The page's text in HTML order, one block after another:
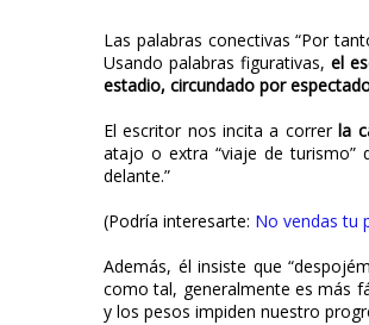
Las palabras conectivas “Por
Usando palabras figurativas, el
estadio, circundado por
El escritor nos incita a correr la
atajo o extra “viaje de turismo”
delante.”
(Podría interesarte: No vendas tu
Además, él insiste que
como tal, generalmente es más
y los pesos impiden nuestro